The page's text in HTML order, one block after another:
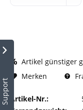
Support
Artikel günstiger
Merken
Artikel-Nr.: